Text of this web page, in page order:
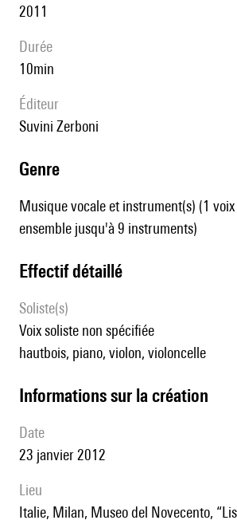
2011
durée
10min
éditeur
Suvini Zerboni
genre
Musique vocale et instrument(s) (1
ensemble jusqu'à 9 instruments)
effectif détaillé
Soliste(s)
voix soliste non spécifiée
hautbois, piano, violon, violoncelle
informations sur la création
date
23 janvier 2012
lieu
Italie, Milan, Museo del Novecento,